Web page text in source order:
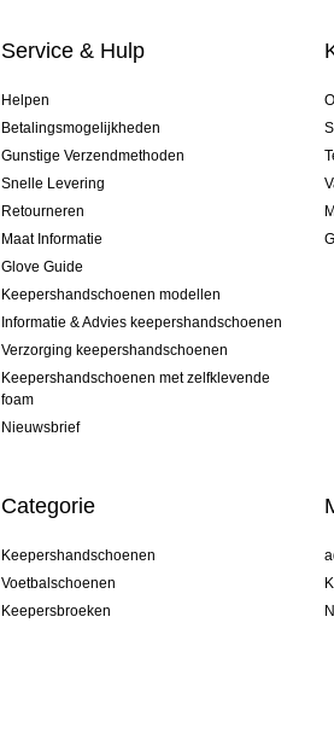
Service & Hulp
Helpen
Betalingsmogelijkheden
Gunstige Verzendmethoden
Snelle Levering
Retourneren
Maat Informatie
Glove Guide
Keepershandschoenen modellen
Informatie & Advies keepershandschoenen
Verzorging keepershandschoenen
Keepershandschoenen met zelfklevende
foam
Nieuwsbrief
Categorie
Keepershandschoenen
Voetbalschoenen
Keepersbroeken